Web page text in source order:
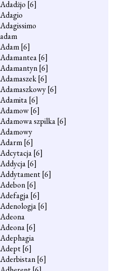
Adadżjo [6]
Adagio
Adagissimo
adam
Adam[6]
Adamantea[6]
Adamantyn[6]
Adamaszek[6]
Adamaszkowy[6]
Adamita[6]
Adamow[6]
Adamowa szpilka[6]
Adamowy
Adarm[6]
Adcytacja[6]
Addycja[6]
Addytament[6]
Adebon[6]
Adefagja[6]
Adenologja[6]
Adeona
Adeona[6]
Adephagia
Adept[6]
Aderbistan[6]